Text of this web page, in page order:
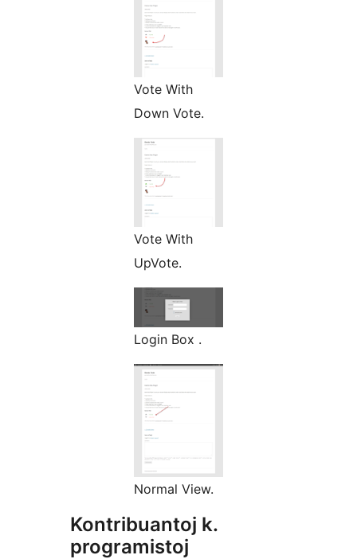
Vote With
Down Vote.
Vote With
UpVote.
Login Box .
Normal View.
Kontribuantoj k.
programistoj